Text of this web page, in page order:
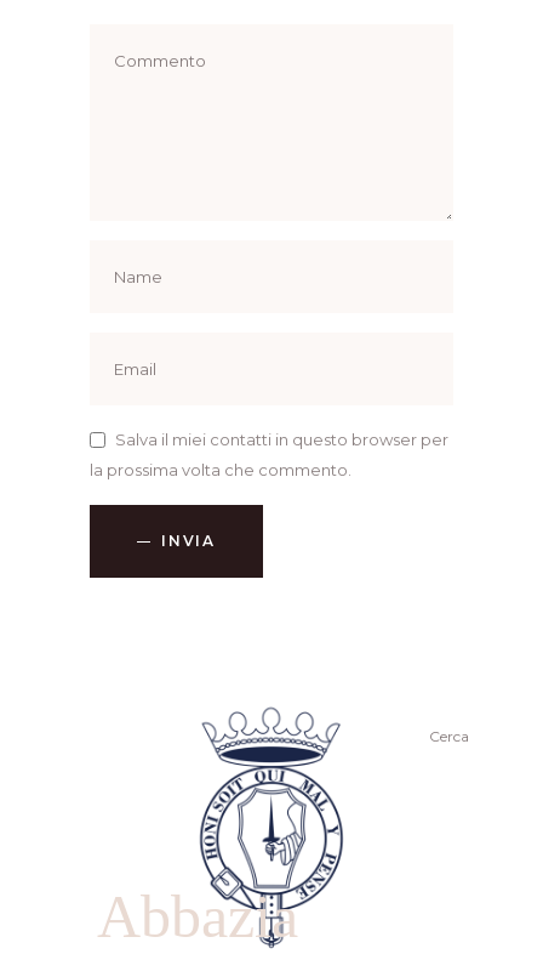
Salva il miei contatti in questo browser per
la prossima volta che commento.
INVIA
Abbazia
Cerca